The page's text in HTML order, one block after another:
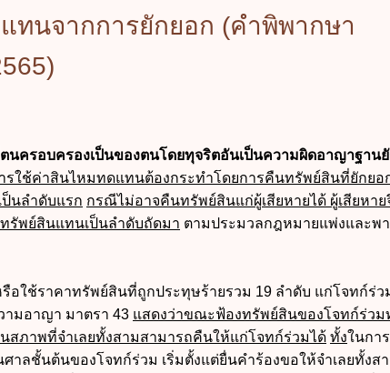
ทนจากการยักยอก (คำพิพากษา
นครอบครองเป็นของตนโดยทุจริตอันเป็นความผิดอาญาฐาน
รใช้ค่าสินไหมทดแทนต้องกระทำโดยการคืนทรัพย์สินที่ยักยอ
ป็นลำดับแรก กรณีไม่อาจคืนทรัพย์สินแก่ผู้เสียหายได้ ผู้เสียหาย
รัพย์สินแทนเป็นลำดับถัดมา ตามประมวลกฎหมายแพ่งและพ
อใช้ราคาทรัพย์สินที่ถูกประทุษร้ายรวม 19 ลำดับ แก่โจทก์ร่ว
มอาญา มาตรา 43 แสดงว่าขณะฟ้องทรัพย์สินของโจทก์ร่วม
สภาพที่จำเลยทั้งสามสามารถคืนให้แก่โจทก์ร่วมได้ ทั้งในกา
าลชั้นต้นของโจทก์ร่วม เริ่มตั้งแต่ยื่นคำร้องขอให้จำเลยทั้งส